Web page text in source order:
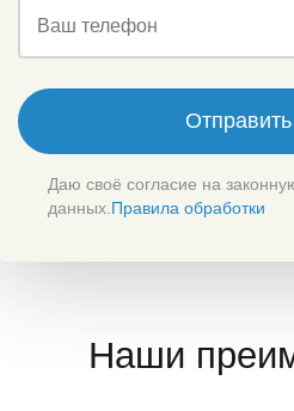
Ваш телефон
Отправить
Даю своё согласие на
данных. Правила обработки
Наши